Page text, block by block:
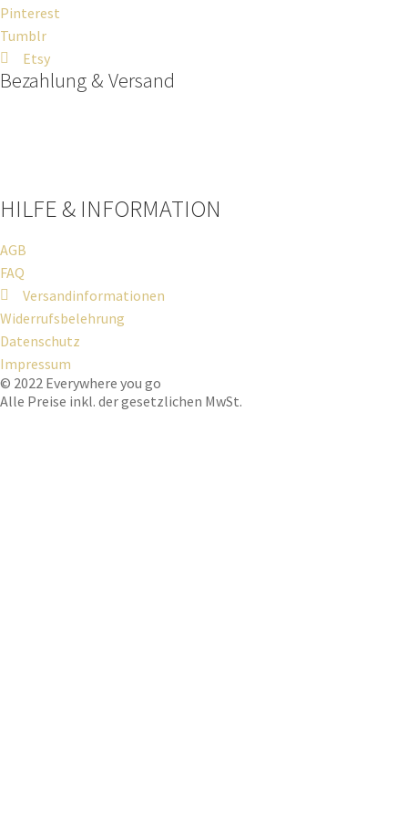
Pinterest
Tumblr
Etsy
Bezahlung & Versand
HILFE & INFORMATION​
AGB
FAQ
Versandinformationen
Widerrufsbelehrung
Datenschutz
Impressum
© 2022 Everywhere you go
Alle Preise inkl. der gesetzlichen MwSt.